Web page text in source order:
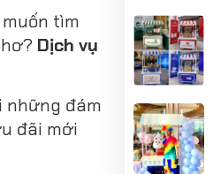
tìm
Dịch vụ
những đám
đãi mới